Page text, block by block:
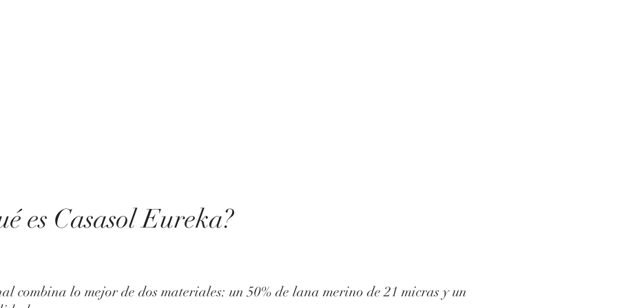
es Casasol Eureka?
combina lo mejor de dos materiales: un 50% de lana merino de 21 micras y un